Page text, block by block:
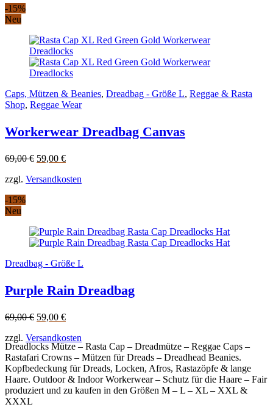
-15%
Neu
Caps, Mützen & Beanies, Dreadbag - Größe L, Reggae & Rasta
Shop, Reggae Wear
Workerwear Dreadbag Canvas
69,00€ Original
was:
59,00 €Current
is:
zzgl. Versandkosten
-15%
Neu
Dreadbag - Größe L
Purple Rain Dreadbag
69,00€ Original
was:
69,00 €.
59,00 €Current
is:
59,00 €.
zzgl. Versandkosten
Dreadlocks Mütze – Rasta Cap – Dreadmütze – Reggae Caps –
Rastafari Crowns – Mützen für Dreads – Dreadhead Beanies.
Kopfbedeckung für Dreads, Locken, Afros, Rastazöpfe & lange
Haare. Outdoor & Indoor Workerwear – Schutz für die Haare – Fair
produziert und zu kaufen in den Größen M – L – XL – XXL &
XXXL